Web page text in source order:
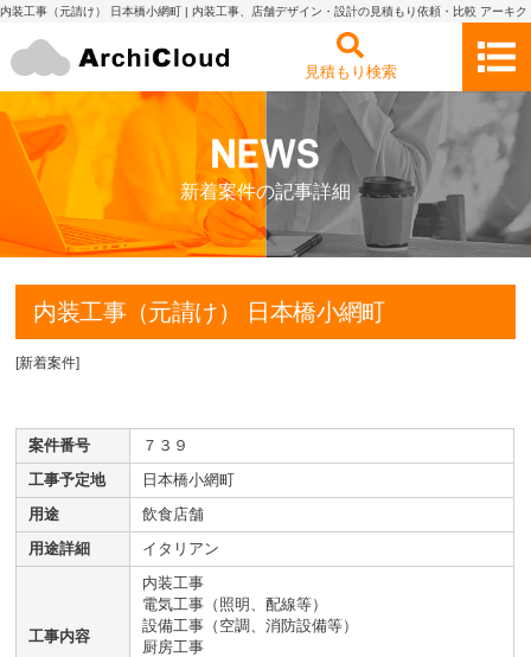
内装工事（元請け） 日本橋小網町 | 内装工事、店舗デザイン・設計の見積もり依頼・比較 アーキク
見積もり検索
新着案件の記事詳細
内装工事（元請け） 日本橋小網町
[新着案件]
案件番号
７３９
工事予定地
日本橋小網町
用途
飲食店舗
用途詳細
イタリアン
工事内容
内装工事
電気工事（照明、配線等）
設備工事（空調、消防設備等）
厨房工事